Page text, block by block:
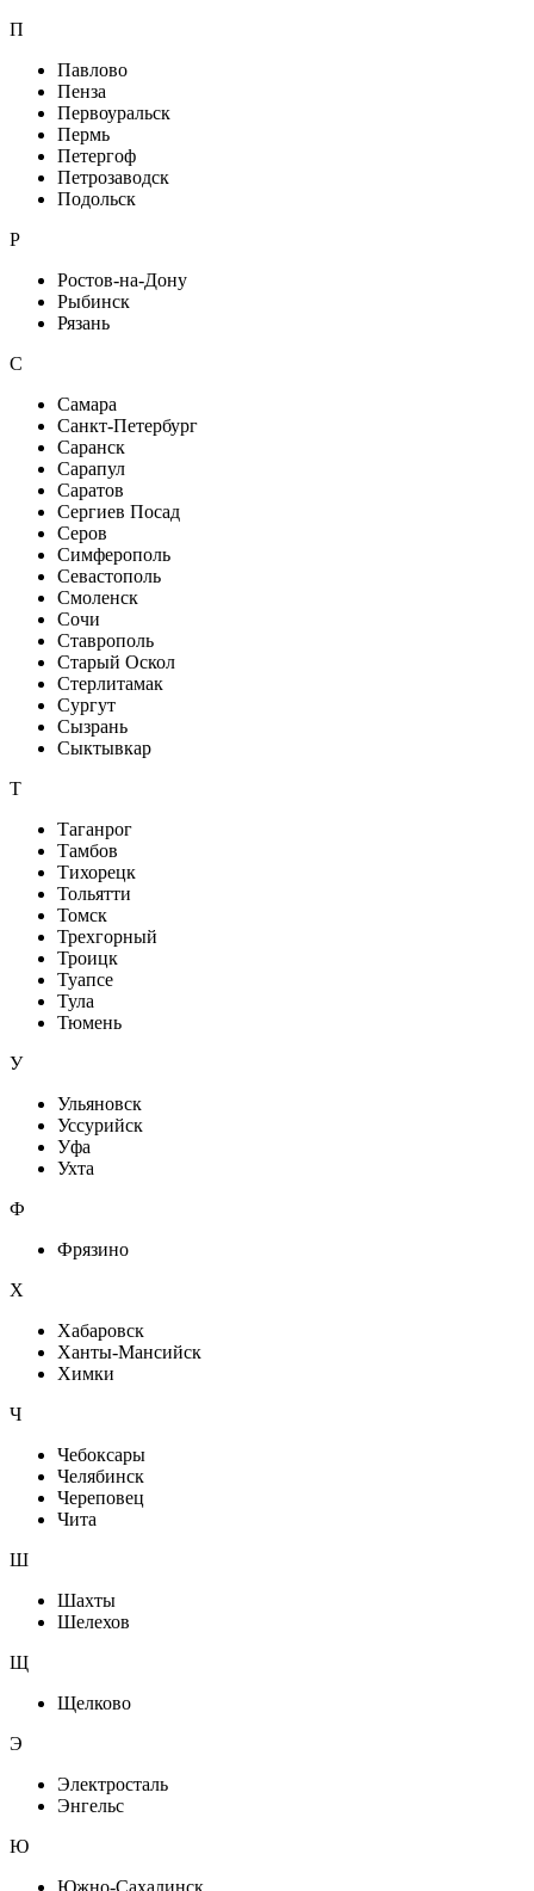
П
Павлово
Пенза
Первоуральск
Пермь
Петергоф
Петрозаводск
Подольск
Р
Ростов-на-Дону
Рыбинск
Рязань
С
Самара
Санкт-Петербург
Саранск
Сарапул
Саратов
Сергиев Посад
Серов
Симферополь
Севастополь
Смоленск
Сочи
Ставрополь
Старый Оскол
Стерлитамак
Сургут
Сызрань
Сыктывкар
Т
Таганрог
Тамбов
Тихорецк
Тольятти
Томск
Трехгорный
Троицк
Туапсе
Тула
Тюмень
У
Ульяновск
Уссурийск
Уфа
Ухта
Ф
Фрязино
Х
Хабаровск
Ханты-Мансийск
Химки
Ч
Чебоксары
Челябинск
Череповец
Чита
Ш
Шахты
Шелехов
Щ
Щелково
Э
Электросталь
Энгельс
Ю
Южно-Сахалинск